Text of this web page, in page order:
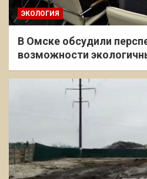
ЭКОЛОГИЯ
В Омске обсудили
возможности